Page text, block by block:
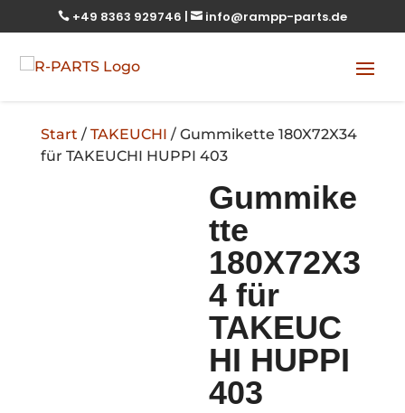
 +49 8363 929746 |  info@rampp-parts.de
Start / TAKEUCHI / Gummikette 180X72X34
für TAKEUCHI HUPPI 403
Gummike
tte
180X72X3
4 für
TAKEUC
HI HUPPI
403